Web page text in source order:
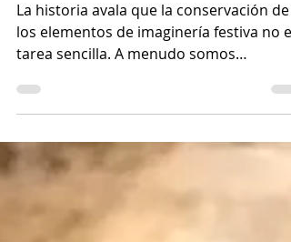
Festiu Catalunya
La historia avala que la conservación de
tarea sencilla. A menudo somos
conocedores de la...